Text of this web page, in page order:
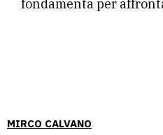
MIRCO CALVANO
fondamenta per